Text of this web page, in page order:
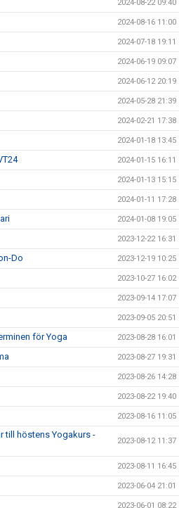
2024-08-22 09:40
2024-08-16 11:00
2024-07-18 19:11
2024-06-19 09:07
2024-06-12 20:19
2024-05-28 21:39
2024-02-21 17:38
2024-01-18 13:45
2024-01-15 16:11
2024-01-13 15:15
2024-01-11 17:28
2024-01-08 19:05
2023-12-22 16:31
Do 2023-12-19 10:25
2023-10-27 16:02
2023-09-14 17:07
2023-09-05 20:51
för Yoga 2023-08-28 16:01
2023-08-27 19:31
2023-08-26 14:28
2023-08-22 19:40
2023-08-16 11:05
till höstens Yogakurs -
2023-08-12 11:37
2023-08-11 16:45
2023-06-04 21:01
2023-06-01 08:22